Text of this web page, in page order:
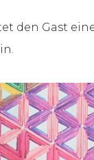
den Gast